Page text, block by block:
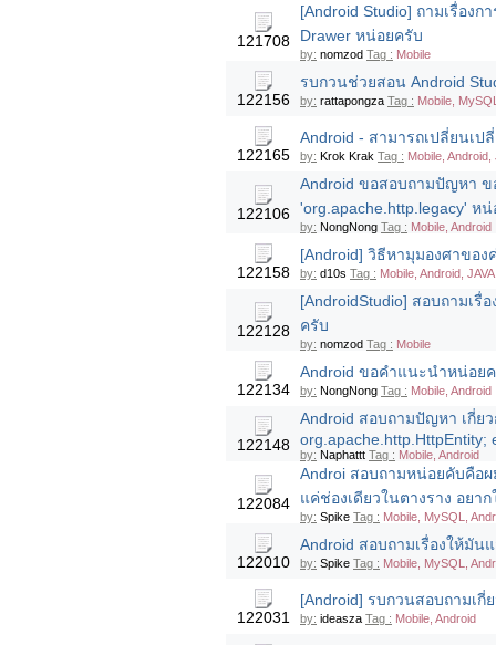
121708
[Android Studio] ถามเรื่องก
Drawer หน่อยครับ
by: nomzod Tag : Mobile
122156
รบกวนช่วยสอน Android
by: rattapongza Tag : Mobile,
122165
Android - สามารถเปลี่ยนเป
by: Krok Krak Tag : Mobile, Android,
122106
Android ขอสอบถามปัญหา ข
'org.apache.http.legacy' ห
by: NongNong Tag : Mobile, Android
122158
[Android] วิธีหามุมองศาของ
by: d10s Tag : Mobile, Android, JAVA
122128
[AndroidStudio] สอบถามเ
ครับ
by: nomzod Tag : Mobile
122134
Android ขอคำแนะนำหน่อยค
by: NongNong Tag : Mobile, Android
122148
Android สอบถามปัญหา เกี่ย
org.apache.http.HttpEntity;
by: Naphattt Tag : Mobile, Android
122084
Androi สอบถามหน่อยคับคือ
แค่ช่องเดียวในตางราง อย
by: Spike Tag : Mobile, MySQL,
122010
Android สอบถามเรื่องให้มั
by: Spike Tag : Mobile, MySQL,
122031
[Android] รบกวนสอบถามเกี่
by: ideasza Tag : Mobile, Android